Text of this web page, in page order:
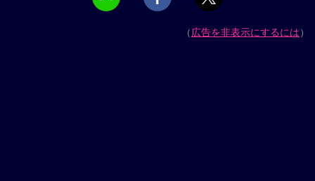
（広告を非表示にするには）